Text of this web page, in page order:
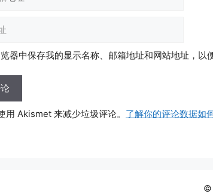
器中保存我的显示名称、邮箱地址和网站地址，以
用 Akismet 来减少垃圾评论。 了解你的评论数据如
©